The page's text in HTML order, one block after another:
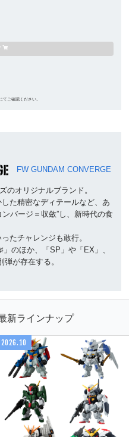
てご確認ください。
FW GUNDAM CONVERGE
のオリジナルブランド。
た精密なディテールなど、あ
バージ＝収斂”し、新時代の食
たチャレンジも敢行。
のほか、「SP」や「EX」、
弾が存在する。
新ラインナップ
2026.10